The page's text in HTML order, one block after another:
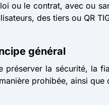
ou le contrat, avec ou
des tiers ou QR
général
préserver la sécurité, la
prohibée, ainsi